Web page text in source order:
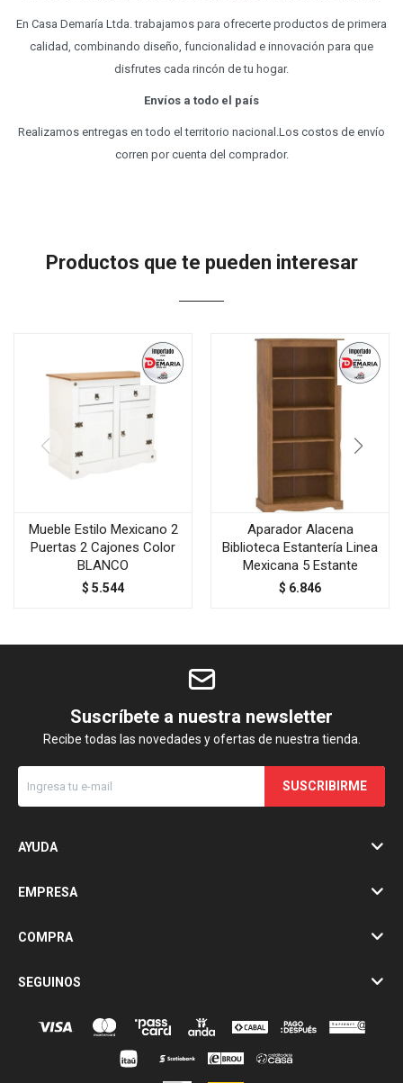
En Casa Demaría Ltda. trabajamos para ofrecerte productos de primera
calidad, combinando diseño, funcionalidad e innovación para que
disfrutes cada rincón de tu hogar.
Envíos a todo el país
Realizamos entregas en todo el territorio nacional.Los costos de envío
corren por cuenta del comprador.
Productos que te pueden interesar
Mueble Estilo Mexicano 2
Puertas 2 Cajones Color
BLANCO
$ 5.544
Aparador Alacena
Biblioteca Estantería Linea
Mexicana 5 Estante
$ 6.846
Suscríbete a nuestra newsletter
Recibe todas las novedades y ofertas de nuestra tienda.
SUSCRIBIRME
AYUDA
EMPRESA
COMPRA
SEGUINOS